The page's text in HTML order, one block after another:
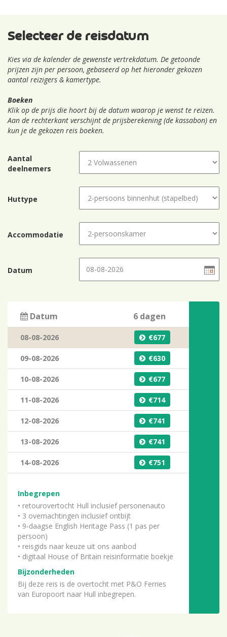
Selecteer de reisdatum
Kies via de kalender de gewenste vertrekdatum. De getoonde
prijzen zijn per persoon, gebaseerd op het hieronder gekozen
aantal reizigers & kamertype.
Boeken
Klik op de prijs die hoort bij de datum waarop je wenst te reizen.
Aan de rechterkant verschijnt de prijsberekening (de kassabon) en
kun je de gekozen reis boeken.
Aantal
deelnemers
Huttype
Accommodatie
Datum
Datum 6 dagen
08-08-2026 677
09-08-2026 630
10-08-2026 677
11-08-2026 714
12-08-2026 741
13-08-2026 741
14-08-2026 751
Inbegrepen
• retourovertocht Hull inclusief personenauto
• 3 overnachtingen inclusief ontbijt
• 9-daagse English Heritage Pass (1 pas per
persoon)
• reisgids naar keuze uit ons aanbod
• digitaal House of Britain reisinformatie boekje
Bijzonderheden
Bij deze reis is de overtocht met P&O Ferries
van Europoort naar Hull inbegrepen.